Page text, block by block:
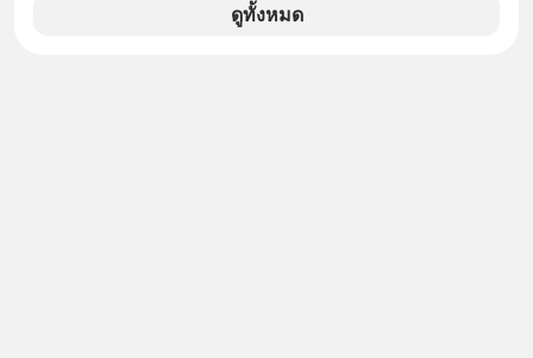
รายจ่ายประจำปี 2568 ซึ่งมากที่สุดเป็น
ดูทั้งหมด